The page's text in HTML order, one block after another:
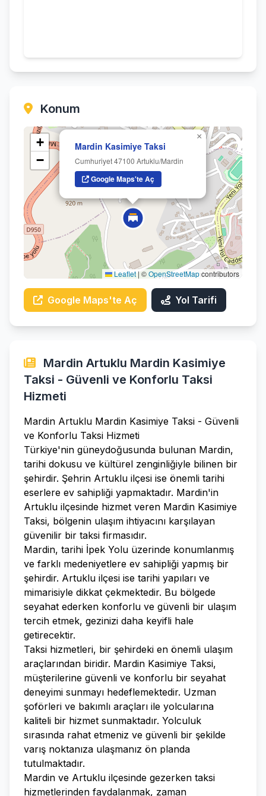
Konum
Mardin Kasimiye Taksi
Cumhuriyet 47100 Artuklu/Mardin
Google Maps'te Aç
×
+
−
Leaflet |©OpenStreetMapcontributors
Google Maps'te Aç Yol Tarifi
Mardin Artuklu Mardin Kasimiye
Taksi - Güvenli ve Konforlu Taksi
Hizmeti
Mardin Artuklu Mardin Kasimiye Taksi - Güvenli
ve Konforlu Taksi Hizmeti
Türkiye'nin güneydoğusunda bulunan Mardin,
tarihi dokusu ve kültürel zenginliğiyle bilinen bir
şehirdir. Şehrin Artuklu ilçesi ise önemli tarihi
eserlere ev sahipliği yapmaktadır. Mardin'in
Artuklu ilçesinde hizmet veren Mardin Kasimiye
Taksi, bölgenin ulaşım ihtiyacını karşılayan
güvenilir bir taksi firmasıdır.
Mardin, tarihi İpek Yolu üzerinde konumlanmış
ve farklı medeniyetlere ev sahipliği yapmış bir
şehirdir. Artuklu ilçesi ise tarihi yapıları ve
mimarisiyle dikkat çekmektedir. Bu bölgede
seyahat ederken konforlu ve güvenli bir ulaşım
tercih etmek, gezinizi daha keyifli hale
getirecektir.
Taksi hizmetleri, bir şehirdeki en önemli ulaşım
araçlarından biridir. Mardin Kasimiye Taksi,
müşterilerine güvenli ve konforlu bir seyahat
deneyimi sunmayı hedeflemektedir. Uzman
şoförleri ve bakımlı araçları ile yolcularına
kaliteli bir hizmet sunmaktadır. Yolculuk
sırasında rahat etmeniz ve güvenli bir şekilde
varış noktanıza ulaşmanız ön planda
tutulmaktadır.
Mardin ve Artuklu ilçesinde gezerken taksi
hizmetlerinden faydalanmak, zaman